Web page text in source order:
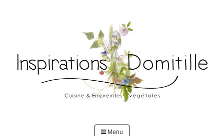
Skip
to
content
Menu